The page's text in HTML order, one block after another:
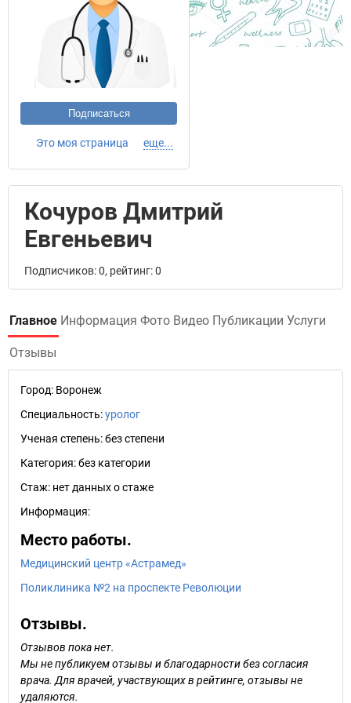
Подписаться
Это моя страница еще...
Кочуров Дмитрий
Евгеньевич
Подписчиков: 0, рейтинг: 0
Главное Информация Фото Видео Публикации Услуги
Отзывы
Город: Воронеж
Специальность:уролог
Ученая степень:без степени
Категория:без категории
Стаж: нет данных о стаже
Информация:
Место работы.
Медицинский центр «Астрамед»
Поликлиника №2 на проспекте Революции
Отзывы.
Отзывов пока нет.
Мы не публикуем отзывы и благодарности без согласия
врача. Для врачей, участвующих в рейтинге, отзывы не
удаляются.